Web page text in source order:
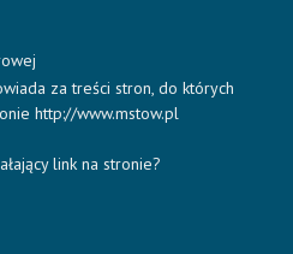
za treści stron, do których
http://www.mstow.pl
link na stronie?